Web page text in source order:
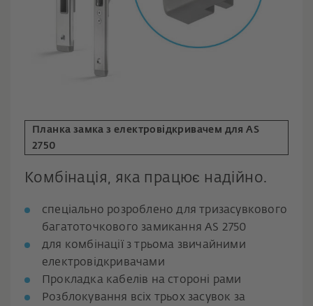
Планка замка з електровідкривачем для AS
2750
Комбінація, яка працює надійно.
спеціально розроблено для тризасувкового
багатоточкового замикання AS 2750
для комбінації з трьома звичайними
електровідкривачами
Прокладка кабелів на стороні рами
Розблокування всіх трьох засувок за